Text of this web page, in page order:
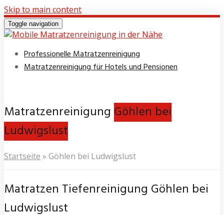
Skip to main content
Toggle navigation
Professionelle Matratzenreinigung
Matratzenreinigung für Hotels und Pensionen
Matratzenreinigung Göhlen bei
Ludwigslust
Startseite » Göhlen bei Ludwigslust
Matratzen Tiefenreinigung Göhlen bei
Ludwigslust